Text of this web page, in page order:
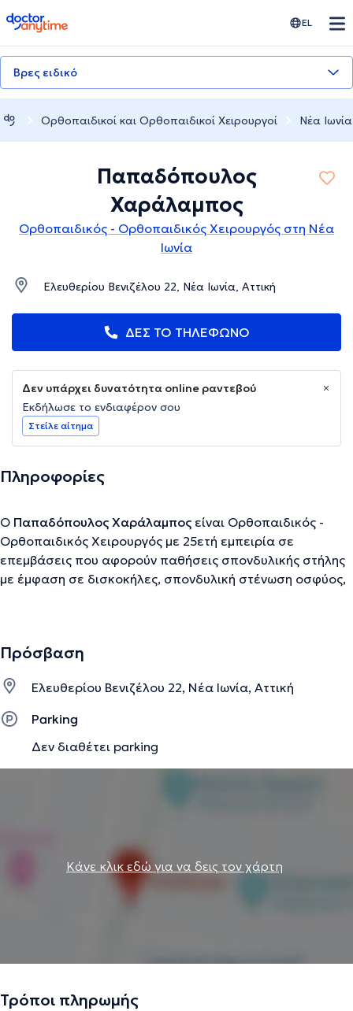
doctoranytime EL
Βρες ειδικό
Ορθοπαιδικοί και Ορθοπαιδικοί Χειρουργοί Νέα Ιωνία
Παπαδόπουλος
Χαράλαμπος
Ορθοπαιδικός - Ορθοπαιδικός Χειρουργός στη Νέα
Ιωνία
Ελευθερίου Βενιζέλου 22, Νέα Ιωνία, Αττική
ΔΕΣ ΤΟ ΤΗΛΕΦΩΝΟ
Δεν υπάρχει δυνατότητα online ραντεβού
Εκδήλωσε το ενδιαφέρον σου
Στείλε αίτημα
Πληροφορίες
Ο Παπαδόπουλος Χαράλαμπος είναι Ορθοπαιδικός -
Ορθοπαιδικός Χειρουργός με 25ετή εμπειρία σε
επεμβάσεις που αφορούν παθήσεις σπονδυλικής στήλης
με έμφαση σε δισκοκήλες, σπονδυλική στένωση οσφύος,
Νοσοκομείου ΚΑΤ και στην Πανεπιστημιακή Ορθοπαιδική
διαθέτει 25ετή εμπειρία σε επεμβάσεις που αφορούν
παθήσεις σπονδυλικής στήλης με έμφαση σε δισκοκήλες,
σπονδυλική στένωση οσφύος, και κατάγματα-
μεταστάσεις οσφυικών και θωρακικών σπονδύλων.
Πρόσβαση
Ελευθερίου Βενιζέλου 22, Νέα Ιωνία, Αττική
Parking
Δεν διαθέτει parking
Κάνε κλικ εδώ για να δεις τον χάρτη
Τρόποι πληρωμής